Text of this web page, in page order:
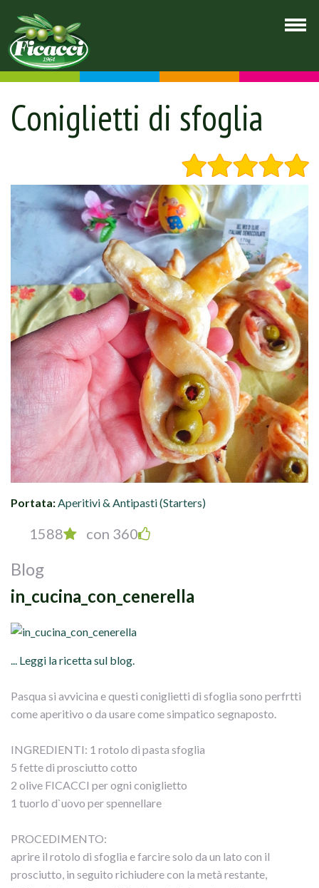
Coniglietti di sfoglia
Portata:Aperitivi & Antipasti (Starters)
1588 con 360
Blog
in_cucina_con_cenerella
... Leggi la ricetta sul blog.
Pasqua si avvicina e questi coniglietti di sfoglia sono perfrtti
come aperitivo o da usare come simpatico segnaposto.
INGREDIENTI: 1 rotolo di pasta sfoglia
5 fette di prosciutto cotto
2 olive FICACCI per ogni coniglietto
1 tuorlo d`uovo per spennellare
PROCEDIMENTO:
aprire il rotolo di sfoglia e farcire solo da un lato con il
prosciutto, in seguito richiudere con la metà restante,